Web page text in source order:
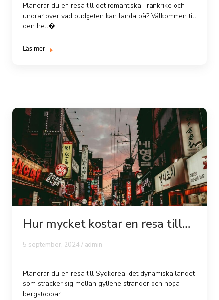
Planerar du en resa till det romantiska Frankrike och
undrar över vad budgeten kan landa på? Välkommen till
den helt�...
Läs mer
Hur mycket kostar en resa till
Sydkorea ...
5 september, 2024 / admin
Planerar du en resa till Sydkorea, det dynamiska landet
som sträcker sig mellan gyllene stränder och höga
bergstoppar...